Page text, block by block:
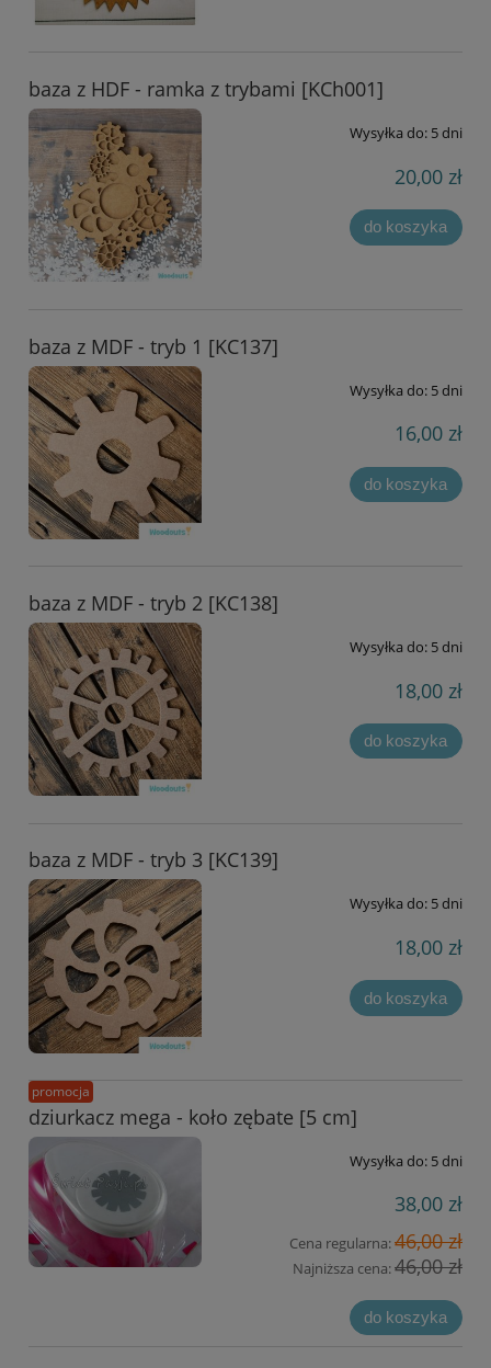
baza z HDF - ramka z trybami [KCh001]
Wysyłka do: 5 dni
20,00 zł
do koszyka
baza z MDF - tryb 1 [KC137]
Wysyłka do: 5 dni
16,00 zł
do koszyka
baza z MDF - tryb 2 [KC138]
Wysyłka do: 5 dni
18,00 zł
do koszyka
baza z MDF - tryb 3 [KC139]
Wysyłka do: 5 dni
18,00 zł
do koszyka
dziurkacz mega - koło zębate [5 cm]
Wysyłka do: 5 dni
38,00 zł
Cena regularna:46,00 zł
Najniższa cena:46,00 zł
do koszyka
promocja